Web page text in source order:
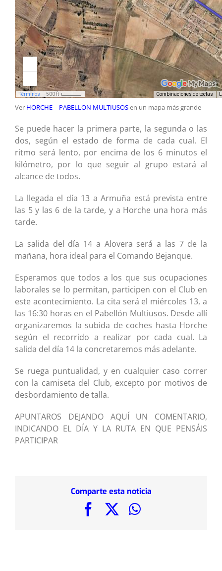
Ver HORCHE – PABELLON MULTIUSOSen un mapa más grande
Se puede hacer la primera parte, la segunda o las
dos, según el estado de forma de cada cual. El
ritmo será lento, por encima de los 6 minutos el
kilómetro, por lo que seguir al grupo estará al
alcance de todos.
La llegada el día 13 a Armuña está prevista entre
las 5 y las 6 de la tarde, y a Horche una hora más
tarde.
La salida del día 14 a Alovera será a las 7 de la
mañana, hora ideal para el Comando Bejanque.
Esperamos que todos a los que sus ocupaciones
laborales se lo permitan, participen con el Club en
este acontecimiento. La cita será el miércoles 13, a
las 16:30 horas en el Pabellón Multiusos. Desde allí
organizaremos la subida de coches hasta Horche
según el recorrido a realizar por cada cual. La
salida del día 14 la concretaremos más adelante.
Se ruega puntualidad, y en cualquier caso correr
con la camiseta del Club, excepto por motivos de
desbordamiento de talla.
APUNTAROS DEJANDO AQUÍ UN COMENTARIO,
INDICANDO EL DÍA Y LA RUTA EN QUE PENSÁIS
PARTICIPAR
Comparte esta noticia
FacebookWhatsApp